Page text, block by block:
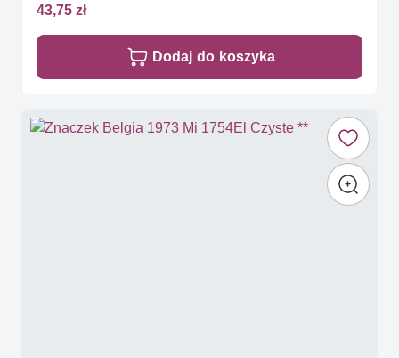
43,75 zł
Dodaj do koszyka